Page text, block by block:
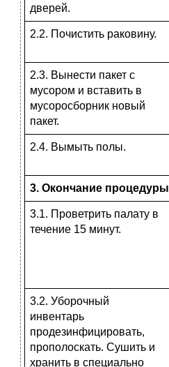
дверей.
2.2. Почистить раковину.
2.3. Вынести пакет с
мусором и вставить в
мусоросборник новый
пакет.
2.4. Вымыть полы.
3. Окончание процедуры
3.1. Проветрить палату в
течение 15 минут.
3.2. Уборочный
инвентарь
продезинфицировать,
прополоскать. Сушить и
хранить в специально